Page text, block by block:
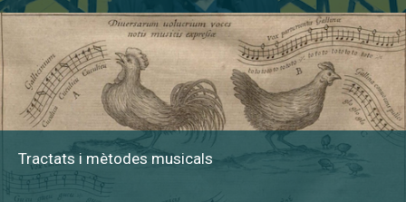
Tractats i mètodes musicals